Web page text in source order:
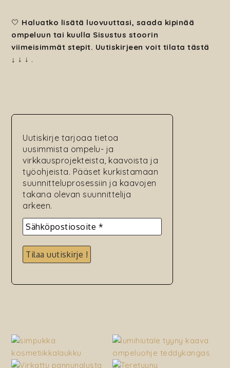
🤍 Haluatko lisätä luovuuttasi, saada kipinää
ompeluun tai kuulla Sisustus stoorin
viimeisimmät stepit. Uutiskirjeen voit tilata tästä
↓ ↓ ↓ .
Uutiskirje tarjoaa tietoa
uusimmista ompelu- ja
virkkausprojekteista, kaavoista ja
työohjeista. Pääset kurkistamaan
suunnitteluprosessiin ja kaavojen
takana olevan suunnittelija
arkeen.